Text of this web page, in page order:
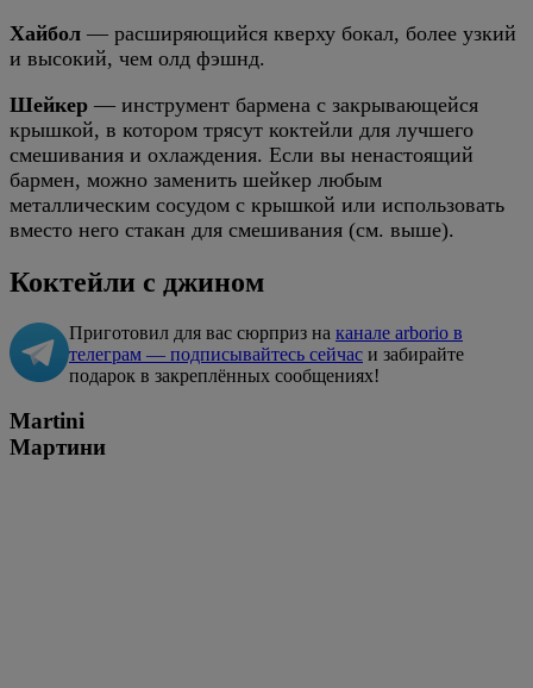
Хайбол — расширяющийся кверху бокал, более узкий
и высокий, чем олд фэшнд.
Шейкер — инструмент бармена с закрывающейся
крышкой, в котором трясут коктейли для лучшего
смешивания и охлаждения. Если вы ненастоящий
бармен, можно заменить шейкер любым
металлическим сосудом с крышкой или использовать
вместо него стакан для смешивания (см. выше).
Коктейли с джином
Приготовил для вас сюрприз на канале arborio в
телеграм — подписывайтесь сейчас и забирайте
подарок в закреплённых сообщениях!
Martini
Мартини